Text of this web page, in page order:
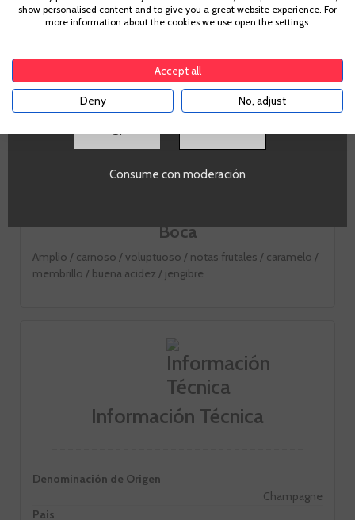
Nota de cata
Vista
Boca
Amplio / carnoso / voluptuoso / notas frutales / caramelo /
membrillo / buena acidez / jengibre
Información Técnica
Denominación de Origen
Champagne
Pais
Para acceder a enbotella, debes tener la edad legal de
tu país de residencia, lo cual es suficiente para
aplicable. Confirma si tienes más de18años
Consume con moderación
show personalised content and to give you a great website experience. For
more information about the cookies we use open the settings.
Accept all
Deny No, adjust